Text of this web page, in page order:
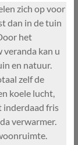
zich op voor
dan in de tuin
het
veranda kan u
en natuur.
zelf de
koele lucht,
inderdaad fris
verwarmer.